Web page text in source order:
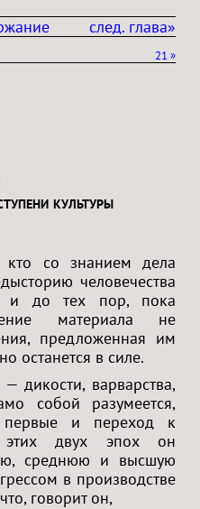
след. глава»
»
21
культуры
со знанием дела
человечества
и до тех пор, пока
материала не
предложенная им
останется в силе.
дикости, варварства,
собой разумеется,
первые и переход к
двух эпох он
среднюю и высшую
в производстве
говорит он,